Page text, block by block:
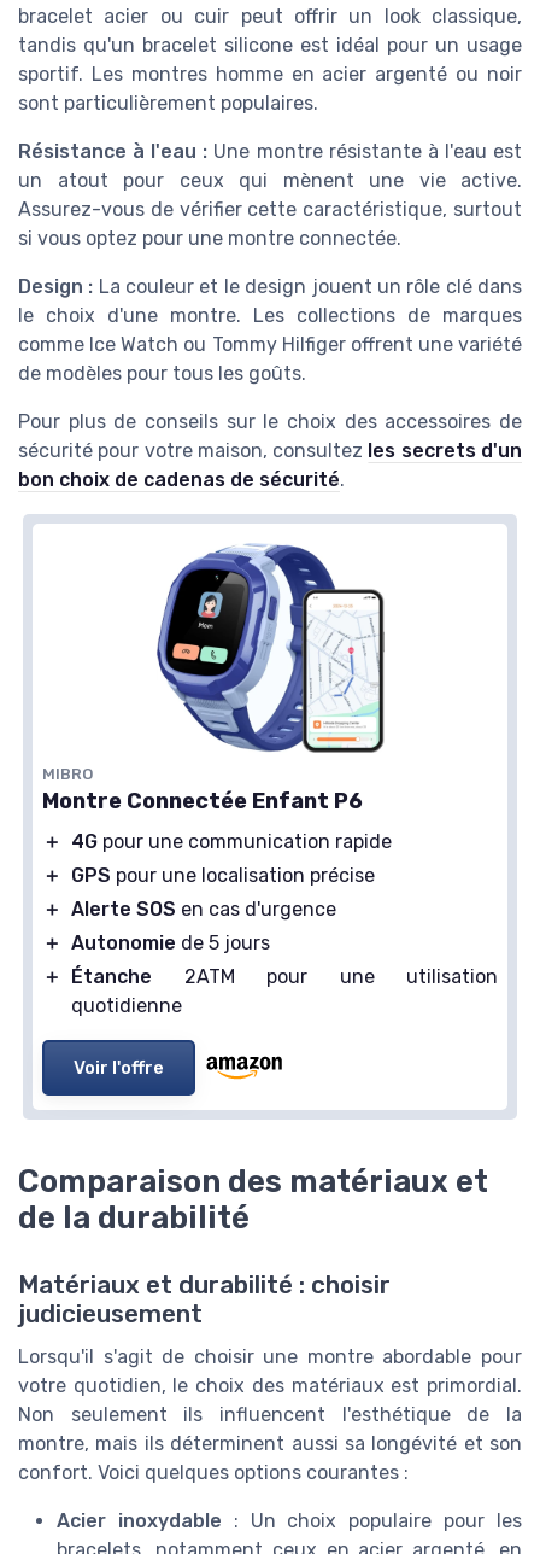
bracelet acier ou cuir peut offrir un look classique,
tandis qu'un bracelet silicone est idéal pour un usage
sportif. Les montres homme en acier argenté ou noir
sont particulièrement populaires.
Résistance à l'eau : Une montre résistante à l'eau est
un atout pour ceux qui mènent une vie active.
Assurez-vous de vérifier cette caractéristique, surtout
si vous optez pour une montre connectée.
Design : La couleur et le design jouent un rôle clé dans
le choix d'une montre. Les collections de marques
comme Ice Watch ou Tommy Hilfiger offrent une variété
de modèles pour tous les goûts.
Pour plus de conseils sur le choix des accessoires de
sécurité pour votre maison, consultez les secrets d'un
bon choix de cadenas de sécurité.
MIBRO
Montre Connectée Enfant P6
＋ 4G pour une communication rapide
＋
GPS pour une localisation précise
＋ Alerte SOS en cas d'urgence
＋ Autonomie de 5 jours
＋
Étanche 2ATM pour une utilisation
quotidienne
Voir l'offre
Comparaison des matériaux et
de la durabilité
Matériaux et durabilité : choisir
judicieusement
Lorsqu'il s'agit de choisir une montre abordable pour
votre quotidien, le choix des matériaux est primordial.
Non seulement ils influencent l'esthétique de la
montre, mais ils déterminent aussi sa longévité et son
confort. Voici quelques options courantes :
Acier inoxydable : Un choix populaire pour les